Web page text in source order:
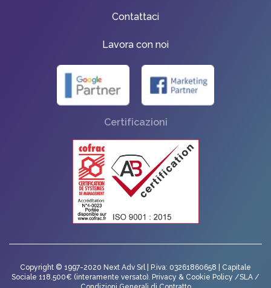
Contattaci
Lavora con noi
Certificazioni
Copyright © 1997-2020 Next Adv Srl | P.iva: 03261860658 | Capitale
Sociale 118.500€ (interamente versato). Privacy & Cookie Policy /SLA /